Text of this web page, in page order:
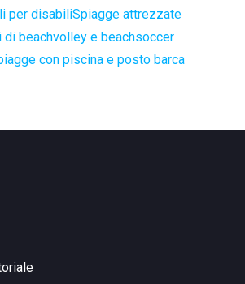
per disabiliSpiagge attrezzate
di beachvolley e beachsoccer
con piscina e posto barca